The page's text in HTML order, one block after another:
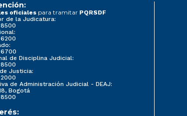
oficiales para tramitar PQRSDF
de la Judicatura:
de Disciplina Judicial:
Justicia:
de Administración Judicial - DEAJ:
Bogotá